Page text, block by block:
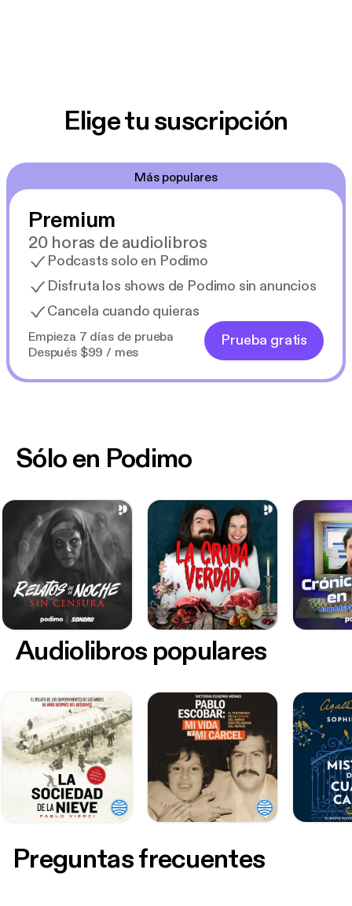
Elige tu suscripción
Más populares
Premium
20 horas de audiolibros
Podcasts solo en Podimo
Disfruta los shows de Podimo sin anuncios
Cancela cuando quieras
Empieza 7 días de prueba
Después $99 / mes
Prueba gratis
Sólo en Podimo
Audiolibros populares
Preguntas frecuentes